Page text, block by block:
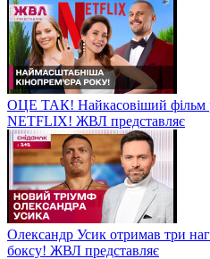
ОЦЕ ТАК! Найкасовіший фільм
NETFLIX! ЖВЛ представляє
Олександр Усик отримав три
боксу! ЖВЛ представляє